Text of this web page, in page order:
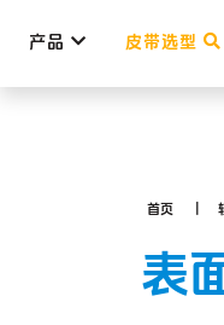
产品 皮带选型
首页
表